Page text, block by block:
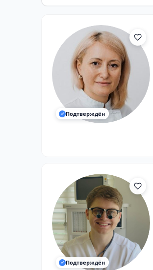
Подтверждён
Подтверждён